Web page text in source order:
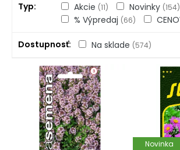
Typ Akcie (11) Novinky (154)
% Výpredaj (66)
Dostupnosť Na sklade (574)
Novinka